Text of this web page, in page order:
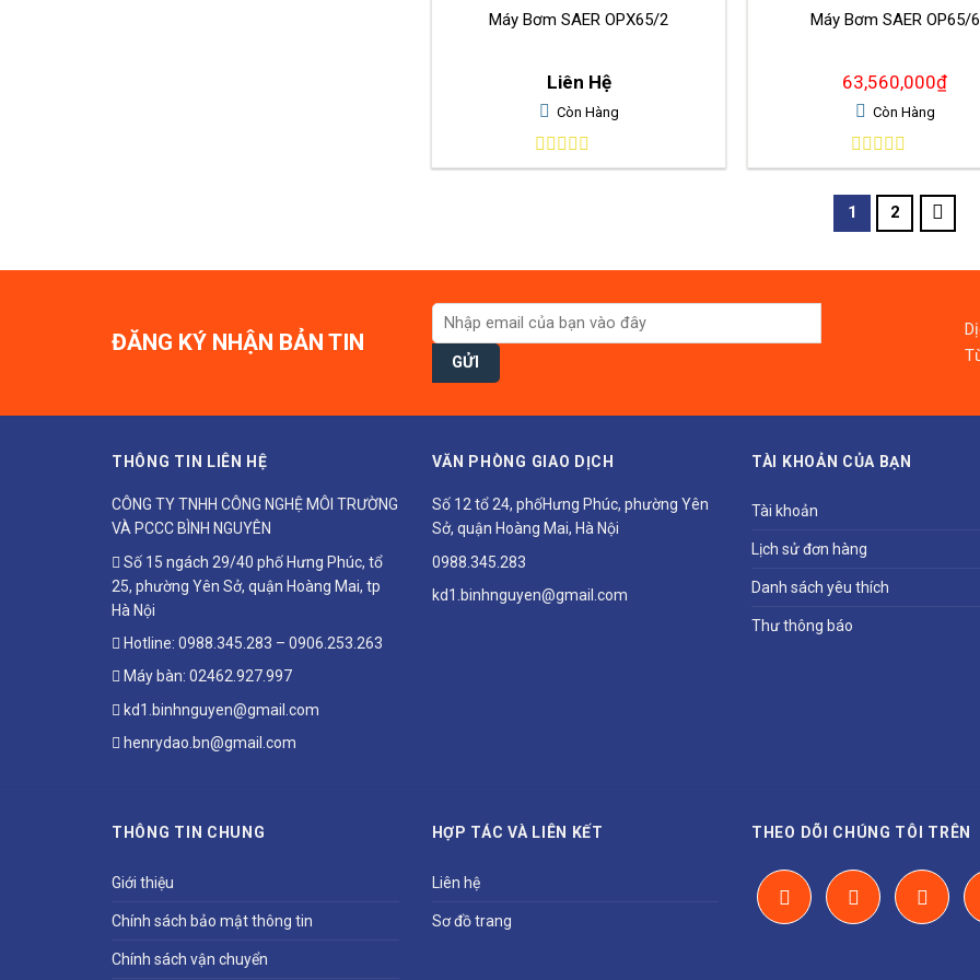
Máy Bơm SAER OPX65/2
Liên Hệ
Còn Hàng
0
Máy Bơm SAER OP65/6
63,560,000₫
Còn Hàng
0
of
5
1 2
ĐĂNG KÝ NHẬN BẢN TIN
THÔNG TIN LIÊN HỆ
CÔNG TY TNHH CÔNG NGHỆ MÔI TRƯỜNG
VÀ PCCC BÌNH NGUYÊN
Số 15 ngách 29/40 phố Hưng Phúc, tổ
25, phường Yên Sở, quận Hoàng Mai, tp
Hà Nội
Hotline: 0988.345.283 – 0906.253.263
Máy bàn: 02462.927.997
kd1.binhnguyen@gmail.com
henrydao.bn@gmail.com
VĂN PHÒNG GIAO DỊCH
Số 12 tổ 24, phốHưng Phúc, phường Yên
Sở, quận Hoàng Mai, Hà Nội
0988.345.283
kd1.binhnguyen@gmail.com
TÀI KHOẢN CỦA BẠN
Tài khoản
Lịch sử đơn hàng
Danh sách yêu thích
Thư thông báo
THÔNG TIN CHUNG
Giới thiệu
Chính sách bảo mật thông tin
Chính sách vận chuyển
HỢP TÁC VÀ LIÊN KẾT
Liên hệ
Sơ đồ trang
THEO DÕI CHÚNG TÔI TRÊN